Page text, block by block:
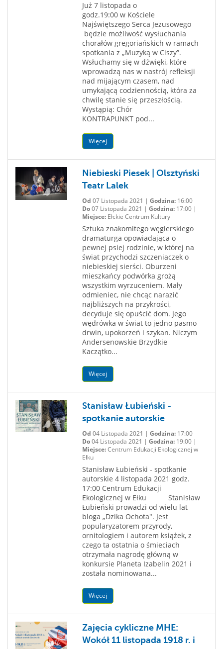
Już 7 listopada o
godz.19:00 w Kościele
Najświętszego Serca Jezusowego
będzie możliwość wysłuchania
chorałów gregoriańskich w ramach
spotkania z „Muzyką w Ciszy”.
Wsłuchamy się w dźwięki, które
wprowadzą nas w nastrój refleksji
nad mijającym czasem, nad
umykającą codziennością, która za
chwilę stanie się przeszłością.
Wystąpią: Chór
KONTRAPUNKT pod...
Więcej
Niebieski Piesek | Olsztyński
Teatr Lalek
Od 07 Listopada 2021 | Godzina:16:00
Do07 Listopada 2021 | Godzina:17:00 |
Miejsce:Ełckie Centrum Kultury
Sztuka znakomitego węgierskiego
dramaturga opowiadająca o
pewnej psiej rodzinie, w której na
świat przychodzi szczeniaczek o
niebieskiej sierści. Oburzeni
mieszkańcy podwórka grożą
wszystkim wyrzuceniem. Mały
odmieniec, nie chcąc narazić
najbliższych na przykrości,
decyduje się opuścić dom. Jego
wędrówka w świat to jedno pasmo
drwin, upokorzeń i szykan. Niczym
Andersenowskie Brzydkie
Kaczątko...
Więcej
Stanisław Łubieński -
spotkanie autorskie
Od 04 Listopada 2021 | Godzina:17:00
Do04 Listopada 2021 | Godzina:19:00 |
Miejsce:Centrum Edukacji Ekologicznej w
Ełku
Stanisław Łubieński - spotkanie
autorskie 4 listopada 2021 godz.
17:00 Centrum Edukacji
Ekologicznej w Ełku Stanisław
Łubieński prowadzi od wielu lat
bloga „Dzika Ochota". Jest
popularyzatorem przyrody,
ornitologiem i autorem książek, z
czego ta ostatnia o śmieciach
otrzymała nagrodę główną w
konkursie Planeta Izabelin 2021 i
została nominowana...
Więcej
Zajęcia cykliczne MHE:
Wokół 11 listopada 1918 r. i